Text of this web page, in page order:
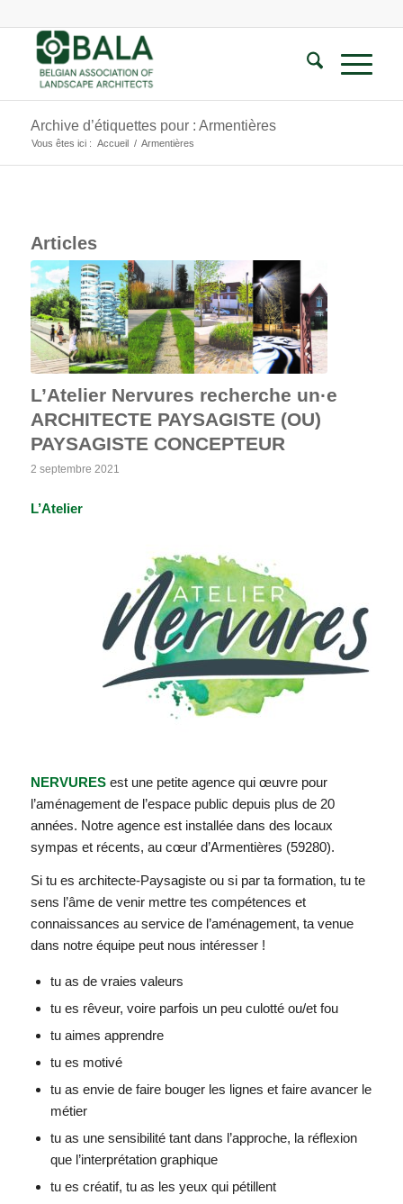
Archive d’étiquettes pour : Armentières
Vous êtes ici : Accueil / Armentières
Articles
L’Atelier Nervures recherche un·e
ARCHITECTE PAYSAGISTE (OU)
PAYSAGISTE CONCEPTEUR
2 septembre 2021
L’Atelier
NERVURESest une petite agence qui œuvre pour
l’aménagement de l’espace public depuis plus de 20
années. Notre agence est installée dans des locaux
sympas et récents, au cœur d’Armentières (59280).
Si tu es architecte-Paysagiste ou si par ta formation, tu te
sens l’âme de venir mettre tes compétences et
connaissances au service de l’aménagement, ta venue
dans notre équipe peut nous intéresser !
tu as de vraies valeurs
tu es rêveur, voire parfois un peu culotté ou/et fou
tu aimes apprendre
tu es motivé
tu as envie de faire bouger les lignes et faire avancer le
métier
tu as une sensibilité tant dans l’approche, la réflexion
que l’interprétation graphique
tu es créatif, tu as les yeux qui pétillent